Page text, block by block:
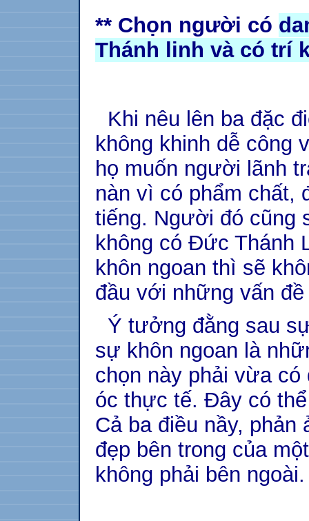
** Chọn người có
Thánh linh và có trí
Khi nêu lên ba đặc
không khinh dễ công
họ muốn người lãnh
nàn vì có phẩm chất,
tiếng. Người đó cũng
không có Đức Thánh
khôn ngoan thì sẽ
đầu với những vấn
Ý tưởng đằng sau
sự khôn ngoan là
chọn này phải vừa
óc thực tế. Đây có
Cả ba điều nầy, phản
đẹp bên trong của
không phải bên ngoài.